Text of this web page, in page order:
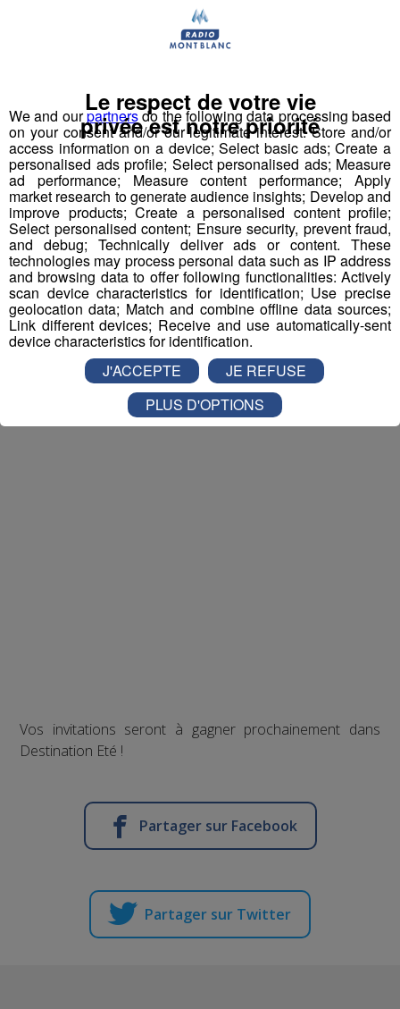
Déstination été ! Une question...une destination !
Nous vous poserons une question, a vous de faire le
entrées pour un maximum d'activités dans la région !
Inscription par téléphone toute la journée pour
participer aux 2 tirages au sort par jour à 8h45 et 17h45.
Appelez le standard au 04 50 58 24 09
Pour cette semaine on vous offre vos entrées pour vous
et la personne de votre choix pourWALIBI RHONE
ALPES!
Nathan est allé tester pour vousVerticalp Émosson,
dans la Vallée du Trient:
Vos invitations seront à gagner prochainement dans
Destination Eté !
Partager sur Facebook
Partager sur Twitter
We and ourpartnersdo the following data processing based
on your consent and/or our legitimate interest: Store and/or
access information on a device; Select basic ads; Create a
personalised ads profile; Select personalised ads; Measure
ad performance; Measure content performance; Apply
market research to generate audience insights; Develop and
improve products; Create a personalised content profile;
Select personalised content; Ensure security, prevent fraud,
and debug; Technically deliver ads or content. These
technologies may process personal data such as IP address
and browsing data to offer following functionalities: Actively
scan device characteristics for identification; Use precise
geolocation data; Match and combine offline data sources;
Link different devices; Receive and use automatically-sent
device characteristics for identification.
Le respect de votre vie
privée est notre priorité
J'ACCEPTE
JE REFUSE
PLUS D'OPTIONS